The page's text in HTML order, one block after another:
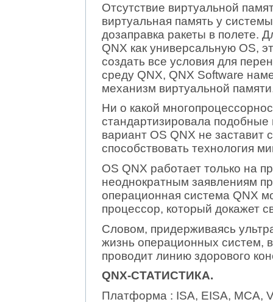
Отсутствие виртуальной
виртуальная память у
дозаправка ракеты в полете.
QNX как универсальную OS,
создать все условия для
среду QNX, QNX Software
механизм виртуальной
Ни о какой
стандартизировала
вариант OS QNX не заставит
способствовать технология
OS QNX работает только на
неоднократным заявлениям
операционная система QNX
процессор, который докажет
Словом, придерживаясь
жизнь операционных систем,
проводит линию здорового
QNX-СТАТИСТИКА.
Платформа : ISA, EISA, MCA,